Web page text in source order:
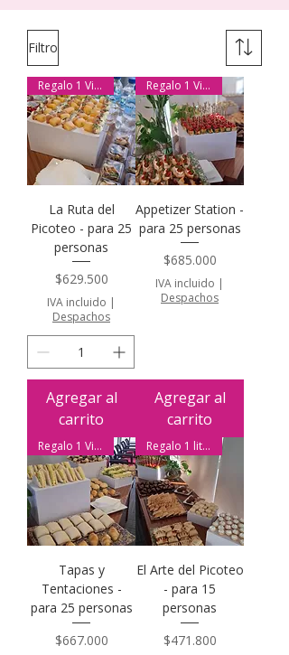
Filtro
Regalo 1 Vino Reserva
La Ruta del
Picoteo - para 25
personas
Precio
$629.500
IVA incluido |
Despachos
Agregar al
carrito
Regalo 1 Vino Reserva
Appetizer Station -
para 25 personas
Precio
$685.000
IVA incluido |
Despachos
Agregar al
carrito
Regalo 1 Vino Reserva
Tapas y
Tentaciones -
para 25 personas
Precio
$667.000
Regalo 1 litro de Pisco Sour
El Arte del Picoteo
- para 15
personas
Precio
$471.800